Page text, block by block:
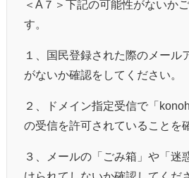
＜ A ７＞下記の可能性がないか
す。
１、国民登録された際のメール
がないか確認をしてください。
２、ドメイン指定受信で「
の受信を許可されていることを
３、メールの「ごみ箱」や「迷